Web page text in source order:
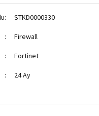
STKD0000330
Firewall
Fortinet
24 Ay